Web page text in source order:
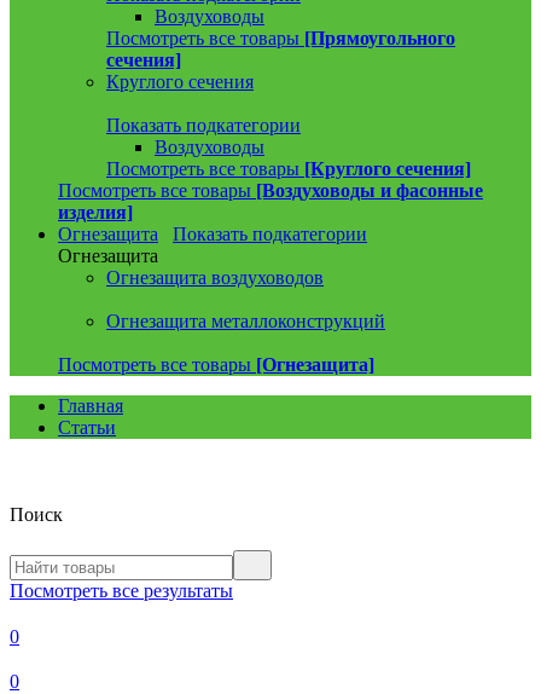
Воздуховоды
Посмотреть все товары [Прямоугольного
сечения]
Круглого сечения
Показать подкатегории
Воздуховоды
Посмотреть все товары [Круглого сечения]
Посмотреть все товары [Воздуховоды и фасонные
изделия]
Огнезащита
Показать подкатегории
Огнезащита
Огнезащита воздуховодов
Огнезащита металлоконструкций
Посмотреть все товары [Огнезащита]
Главная
Статьи
Поиск
Посмотреть все результаты
0
0